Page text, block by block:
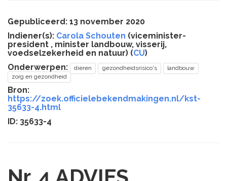
Gepubliceerd: 13 november 2020
Indiener(s): Carola Schouten (viceminister-
president , minister landbouw, visserij,
voedselzekerheid en natuur) (CU)
Onderwerpen:
dieren gezondheidsrisico's
landbouw
zorg en gezondheid
Bron:
https://zoek.officielebekendmakingen.nl/kst-
35633-4.html
ID: 35633-4